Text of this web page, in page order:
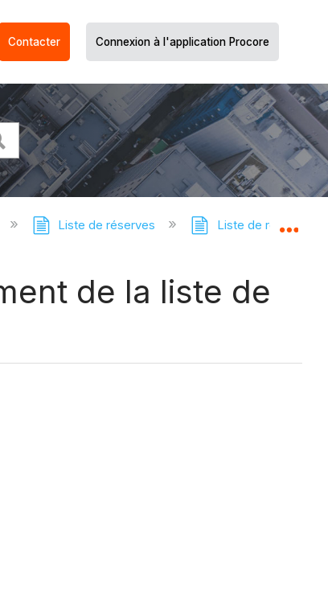
Contacter Connexion à l'application Procore
Liste de réserves Liste de réserves -
de la liste de